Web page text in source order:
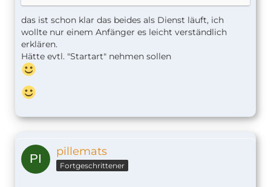
das ist schon klar das beides als Dienst läuft, ich
wollte nur einem Anfänger es leicht verständlich
erklären.
Hätte evtl. "Startart" nehmen sollen
pillemats
Fortgeschrittener